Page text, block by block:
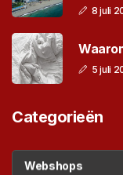
8 juli
5 juli
Categorieën
Webshops